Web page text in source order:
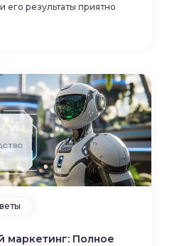
его результаты приятно
Делимся цифрами и
после 2-недельного
маркетинг: Полное